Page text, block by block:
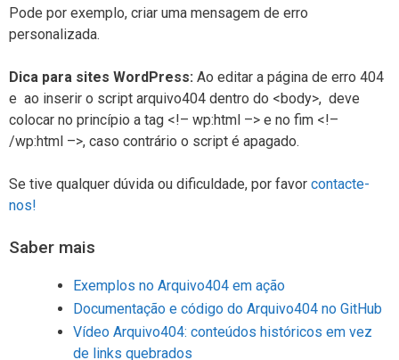
Pode por exemplo, criar uma mensagem de erro
personalizada.
Dica para sites WordPress: Ao editar a página de erro 404
e ao inserir o script arquivo404 dentro do <body>, deve
colocar no princípio a tag <!– wp:html –> e no fim <!–
/wp:html –>, caso contrário o script é apagado.
Se tive qualquer dúvida ou dificuldade, por favor contacte-
nos!
Saber mais
Exemplos no Arquivo404 em ação
Documentação e código do Arquivo404 no GitHub
Vídeo Arquivo404: conteúdos históricos em vez
de links quebrados